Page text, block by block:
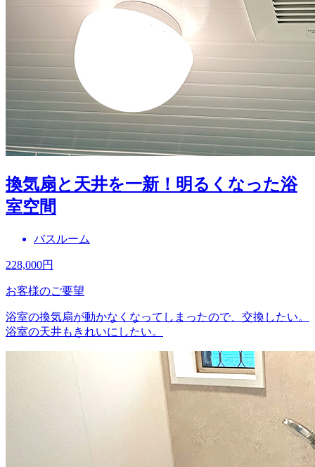
換気扇と天井を一新！明るくなった浴
室空間
バスルーム
228,000円
お客様のご要望
浴室の換気扇が動かなくなってしまったので、交換したい。
浴室の天井もきれいにしたい。